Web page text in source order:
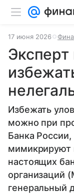
17 июня 2026
Эксперт
Избежать
можно при
Банка
мимикрируют
настоящих
организаций
генеральный